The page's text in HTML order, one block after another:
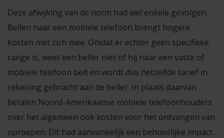
Deze afwijking van de norm had wel enkele gevolgen.
Bellen naar een mobiele telefoon brengt hogere
kosten met zich mee. Omdat er echter geen specifieke
range is, weet een beller niet of hij naar een vaste of
mobiele telefoon belt en wordt dus hetzelfde tarief in
rekening gebracht aan de beller. In plaats daarvan
betalen Noord-Amerikaanse mobiele telefoonhouders
over het algemeen ook kosten voor het ontvangen van
oproepen. Dit had aanvankelijk een behoorlijke impact